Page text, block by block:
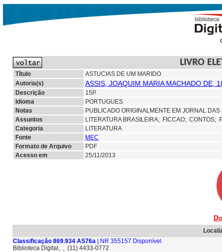
LIVRO
Título
ASTUCIAS DE UM MARIDO
Autoria(s)
ASSIS, JOAQUIM MARIA MACHADO DE,
Descrição
15P.
Idioma
PORTUGUES
Notas
PUBLICADO ORIGINALMENTE EM JORNAL DAS
Assuntos
LITERATURA BRASILEIRA; FICCAO; CONTOS;
Categoria
LITERATURA
Fonte
MEC
Formato de Arquivo
PDF
Acesso em
25/11/2013
Classificação 869.934 AS76a | NR 355157 Disponível
Biblioteca Digital, , (11) 4433-0772